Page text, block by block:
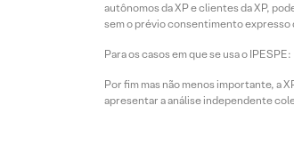
autônomos da XP e clientes da XP,
sem o prévio consentimento expresso
Para os casos em que se usa o IPESPE:
Por fim mas não menos importante, a
apresentar a análise independente